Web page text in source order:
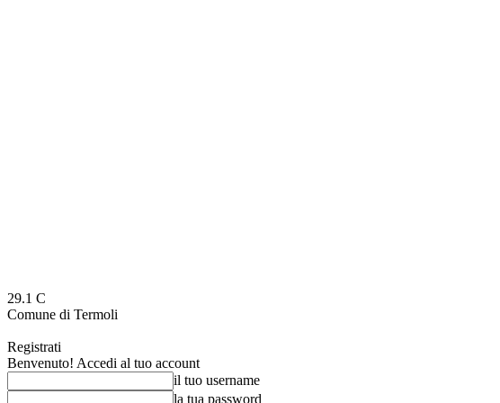
29.1 C
Comune di Termoli
Registrati
Benvenuto! Accedi al tuo account
il tuo username
la tua password